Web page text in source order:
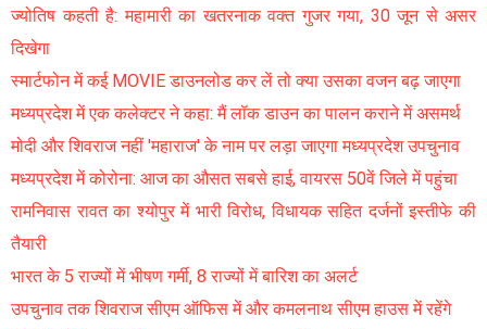
ज्योतिष कहती है: महामारी का खतरनाक वक्त गुजर गया, 30 जून से असर
दिखेगा
स्मार्टफोन में कई MOVIE डाउनलोड कर लें तो क्या उसका वजन बढ़ जाएगा
मध्यप्रदेश में एक कलेक्टर ने कहा: मैं लॉक डाउन का पालन कराने में असमर्थ
मोदी और शिवराज नहीं 'महाराज' के नाम पर लड़ा जाएगा मध्यप्रदेश उपचुनाव
मध्यप्रदेश में कोरोना: आज का औसत सबसे हाई, वायरस 50वें जिले में पहुंचा
रामनिवास रावत का श्योपुर में भारी विरोध, विधायक सहित दर्जनों इस्तीफे की
तैयारी
भारत के 5 राज्यों में भीषण गर्मी, 8 राज्यों में बारिश का अलर्ट
उपचुनाव तक शिवराज सीएम ऑफिस में और कमलनाथ सीएम हाउस में रहेंगे